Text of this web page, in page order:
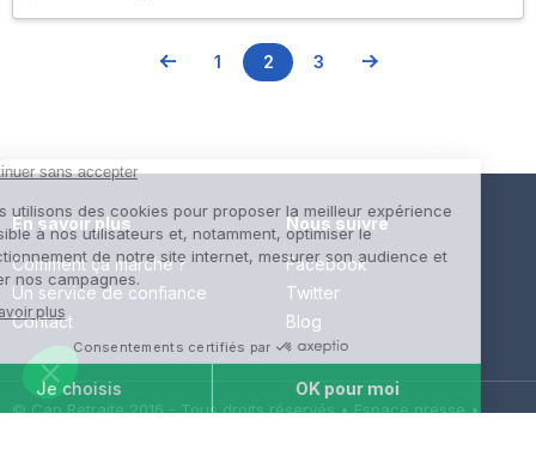
1 2 3
En savoir plus
Comment ça marche ?
Un service de confiance
Contact
Nous suivre
Facebook
Twitter
Blog
© Cap Retraite 2016 - Tous droits réservés •Espace presse•